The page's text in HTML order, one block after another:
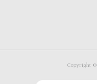
Copyright ©